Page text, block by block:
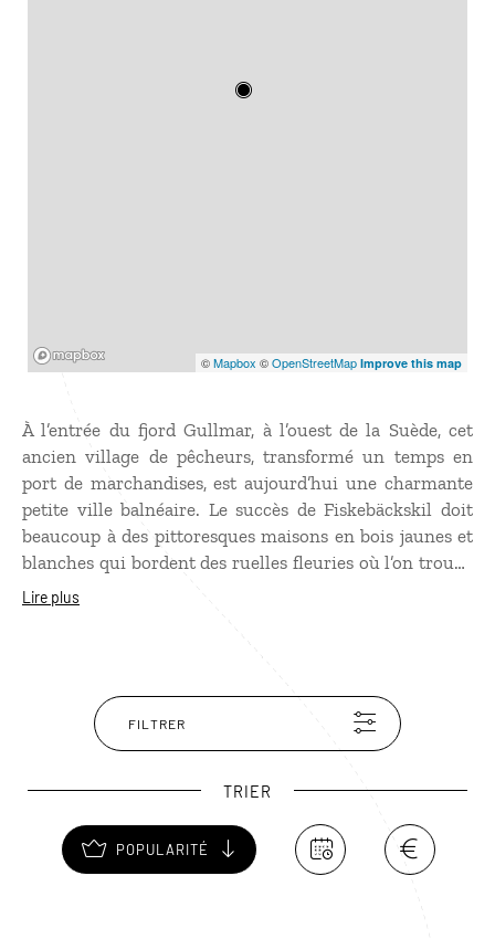
©Mapbox ©OpenStreetMap Improve this map
À l’entrée du fjord Gullmar, à l’ouest de la Suède, cet
ancien village de pêcheurs, transformé un temps en
port de marchandises, est aujourd’hui une charmante
petite ville balnéaire. Le succès de Fiskebäckskil doit
beaucoup à des pittoresques maisons en bois jaunes et
blanches qui bordent des ruelles fleuries où l’on trouve
de jolies boutiques d’artisanat, des cafés et des
ou à vélo dans les réserves naturelles voisines ou faire
une sortie en mer dans l’archipel de Väderöarna.
Lire plus
FILTRER
TRIER
POPULARITÉ